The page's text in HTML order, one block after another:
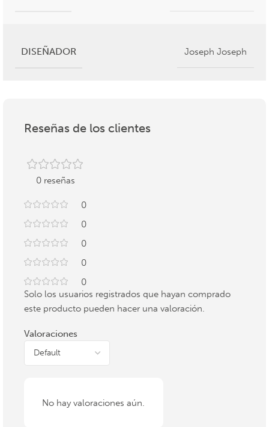
DISEÑADOR Joseph Joseph
Reseñas de los clientes
0 reseñas
0
0
0
0
0
Valoraciones
No hay valoraciones aún.
Solo los usuarios registrados que hayan comprado
este producto pueden hacer una valoración.